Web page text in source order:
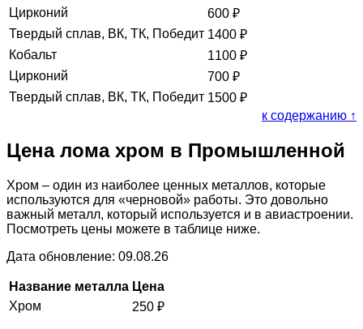
Цирконий
600 ₽
Твердый сплав, ВК, ТК, Победит 1400 ₽
Кобальт
1100 ₽
Цирконий
700 ₽
Твердый сплав, ВК, ТК, Победит 1500 ₽
к содержанию ↑
Цена лома хром в Промышленной
Хром – один из наиболее ценных металлов, которые
используются для «черновой» работы. Это довольно
важный металл, который используется и в авиастроении.
Посмотреть цены можете в таблице ниже.
Дата обновление: 09.08.26
Название металла Цена
Хром
250 ₽